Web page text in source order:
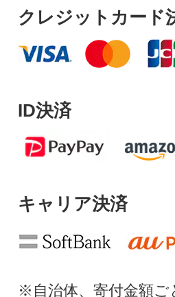
クレジットカード
ID決済
キャリア決済
※自治体、寄付金額ご